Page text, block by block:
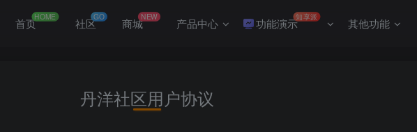
首页HOME 社区GO 商城NEW 产品中心 功能演示知享派 其他功能
丹洋社区用户协议